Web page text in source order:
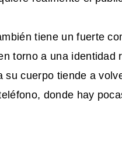
tiene un fuerte
torno a una identidad
su cuerpo tiende a
donde hay